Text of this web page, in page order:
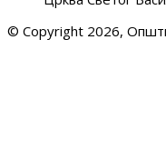
© Copyright 2026,